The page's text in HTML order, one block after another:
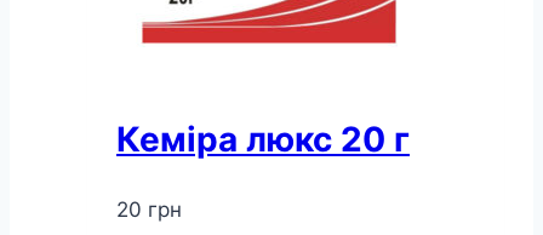
Кеміра люкс 20 г
20 грн